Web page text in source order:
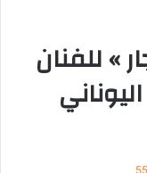
» للفنان